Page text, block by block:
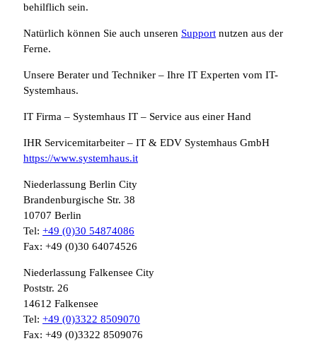
behilflich sein.
Natürlich können Sie auch unseren Support nutzen aus der
Ferne.
Unsere Berater und Techniker – Ihre IT Experten vom IT-
Systemhaus.
IT Firma – Systemhaus IT – Service aus einer Hand
IHR Servicemitarbeiter – IT & EDV Systemhaus GmbH
https://www.systemhaus.it
Niederlassung Berlin City
Brandenburgische Str. 38
10707 Berlin
Tel: +49 (0)30 54874086
Fax: +49 (0)30 64074526
Niederlassung Falkensee City
Poststr. 26
14612 Falkensee
Tel: +49 (0)3322 8509070
Fax: +49 (0)3322 8509076